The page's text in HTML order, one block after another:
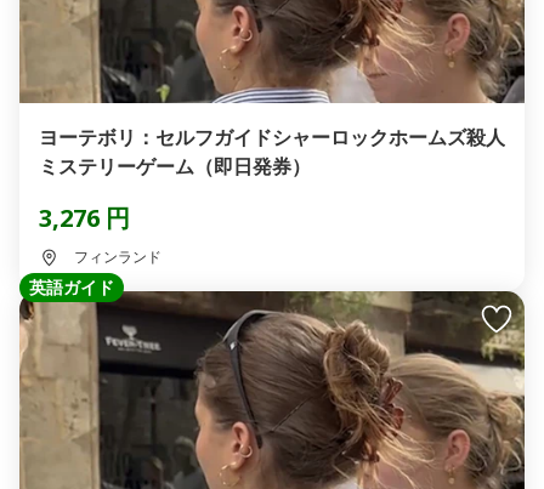
ヨーテボリ：セルフガイドシャーロックホームズ殺人
ミステリーゲーム（即日発券）
3,276 円
フィンランド
英語ガイド